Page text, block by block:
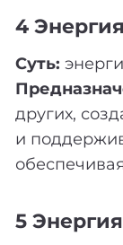
4
Суть:
других,
и
5